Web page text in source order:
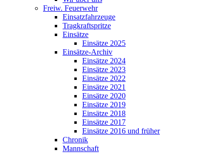
Freiw. Feuerwehr
Einsatzfahrzeuge
Tragkraftspritze
Einsätze
Einsätze 2025
Einsätze-Archiv
Einsätze 2024
Einsätze 2023
Einsätze 2022
Einsätze 2021
Einsätze 2020
Einsätze 2019
Einsätze 2018
Einsätze 2017
Einsätze 2016 und früher
Chronik
Mannschaft